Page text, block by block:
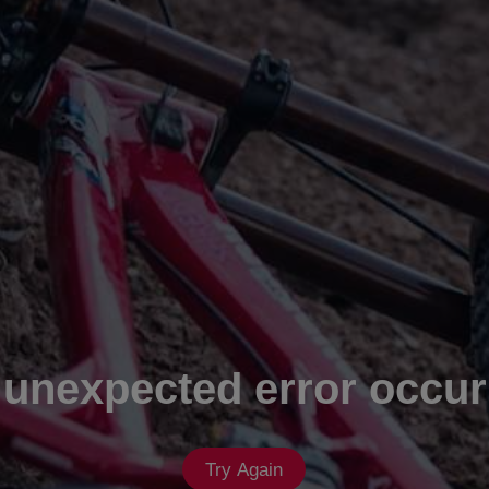
error
Try Again